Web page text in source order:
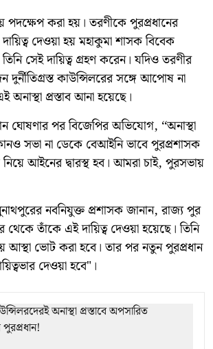
পদক্ষেপ করা হয়। তরণীকে পুরপ্রধানের
দেওয়া হয় মহাকুমা শাসক বিবেক
সেই দায়িত্ব গ্রহণ করেন। যদিও তরণীর
কাউন্সিলরের সঙ্গে আপোষ না
অনাস্থা প্রস্তাব আনা হয়েছে।
ঘোষণার পর বিজেপির অভিযোগ, ‘‘অনাস্থা
সভা না ডেকে বেআইনি ভাবে পুরপ্রশাসক
আইনের দ্বারস্থ হব। আমরা চাই, পুরসভায়
নবনিযুক্ত প্রশাসক জানান, রাজ্য পুর
তাঁকে এই দায়িত্ব দেওয়া হয়েছে। তিনি
আস্থা ভোট করা হবে। তার পর নতুন পুরপ্রধান
দেওয়া হবে"।